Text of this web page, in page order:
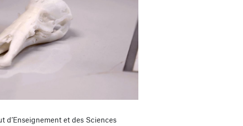
d’Enseignement et des Sciences